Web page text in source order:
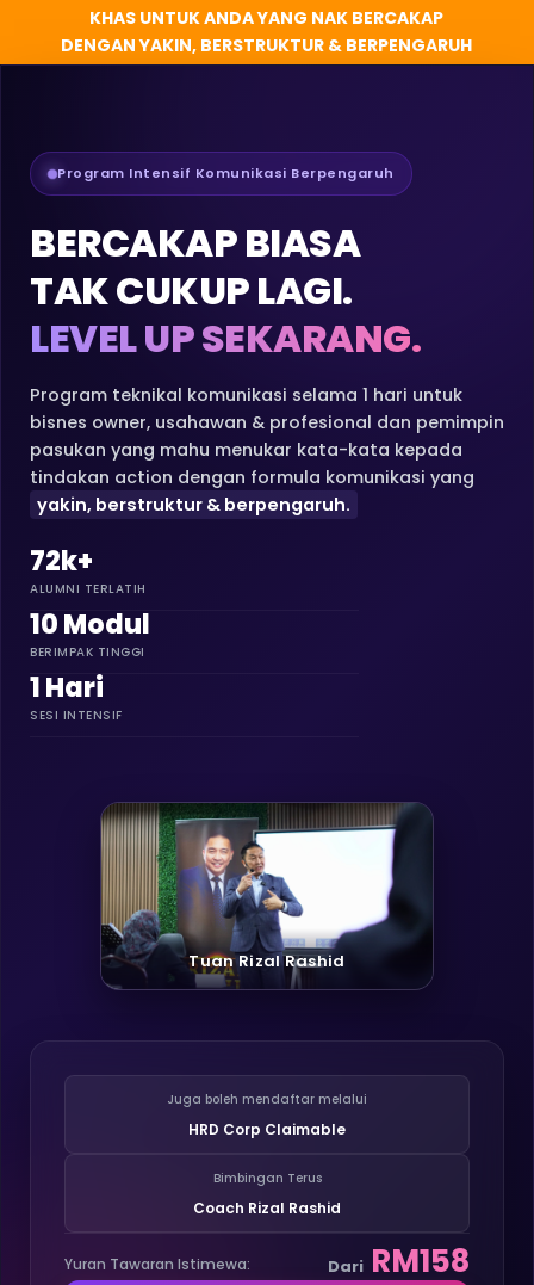
KHAS UNTUK ANDA YANG NAK BERCAKAP
DENGAN YAKIN, BERSTRUKTUR & BERPENGARUH
Program Intensif Komunikasi Berpengaruh
BERCAKAP BIASA
TAK CUKUP LAGI.
LEVEL UP SEKARANG.
Program teknikal komunikasi selama 1 hari untuk
bisnes owner, usahawan & profesional dan pemimpin
pasukan yang mahu menukar kata-kata kepada
tindakan action dengan formula komunikasi yang
yakin, berstruktur & berpengaruh.
72k+
ALUMNI TERLATIH
10 Modul
BERIMPAK TINGGI
1 Hari
SESI INTENSIF
Tuan Rizal Rashid
Juga boleh mendaftar melalui
HRD Corp Claimable
Bimbingan Terus
Coach Rizal Rashid
Yuran Tawaran Istimewa: Dari RM158